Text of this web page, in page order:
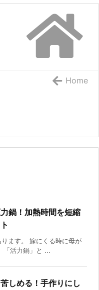
Home
鍋！加熱時間を短縮
ます。 嫁にくる時に母が
「活力鍋」と ...
しめる！手作りにし